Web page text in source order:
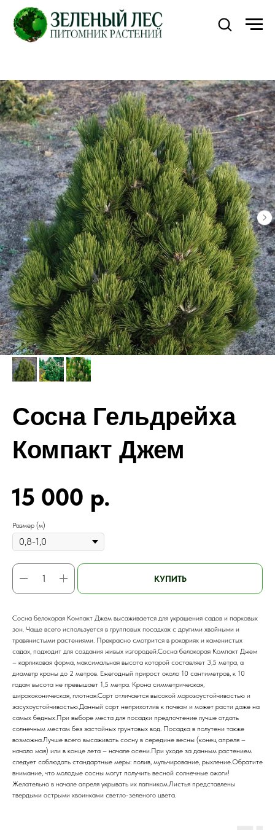
Сосна Гельдрейха
Компакт Джем
15 000 р.
Размер (м)
КУПИТЬ
Сосна белокорая Компакт Джем высаживается для украшения садов и парковых
зон. Чаще всего используется в групповых посадках с другими хвойными и
травянистыми растениями. Прекрасно смотрится в рокариях и каменистых
садах, подходит для создания живых изгородей.Сосна белокорая Компакт Джем
– карликовая форма, максимальная высота которой составляет 3,5 метра, а
диаметр кроны до 2 метров. Ежегодный прирост около 10 сантиметров, к 10
годам высота не превышает 1,5 метра. Крона симметрическая,
ширококоническая, плотная.Сорт отличается высокой морозоустойчивостью и
засухоустойчивостью.Данный сорт неприхотлив к почвам и может расти даже на
самых бедных.При выборе места для посадки предпочтение лучше отдать
солнечным местам без застойных грунтовых вод. Посадка в полутени также
возможна.Лучше всего высаживать сосну в середине весны (конец апреля –
начало мая) или в конце лета – начале осени.При уходе за данным растением
следует соблюдать стандартные меры: полив, мульчирование, рыхление.Обратите
внимание, что молодые сосны могут получить весной солнечные ожоги!
Желательно в начале апреля укрывать их лапником.Листья представлены
твердыми острыми хвоинками светло-зеленого цвета.